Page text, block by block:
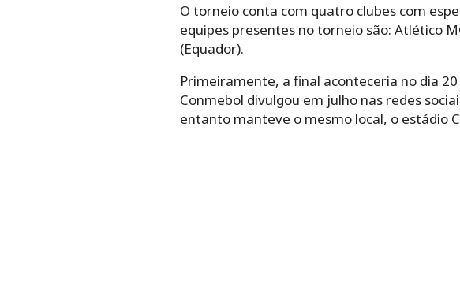
O torneio conta com quatro clubes com
equipes presentes no torneio são: Atlético
(Equador).
Primeiramente, a final aconteceria no dia
Conmebol divulgou em julho nas redes
entanto manteve o mesmo local, o estádio